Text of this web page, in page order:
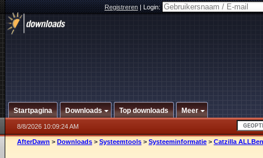
Registreren|Login:
Startpagina Downloads Top downloads Meer
8/8/2026 10:09:24 AM
AfterDawn > Downloads > Systeemtools > Systeeminformatie > Catzilla